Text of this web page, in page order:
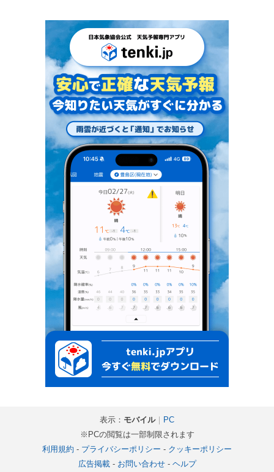
表示： モバイル｜ PC
※PCの閲覧は一部制限されます
利用規約 - プライバシーポリシー - クッキーポリシー
広告掲載- お問い合わせ- ヘルプ